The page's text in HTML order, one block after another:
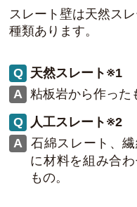
スレート壁は天然スレ
種類あります。
天然スレート※1
粘板岩から作った
人工スレート※2
石綿スレート、
に材料を組み合
もの。